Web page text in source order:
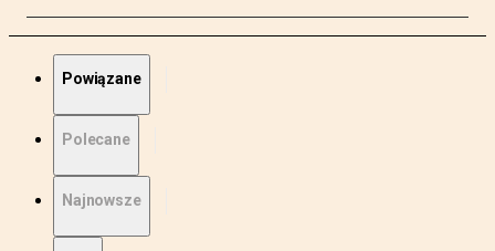
Powiązane
Polecane
Najnowsze